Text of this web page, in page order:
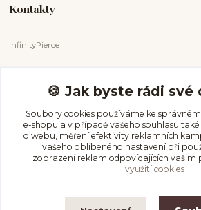
Kontakty
InfinityPierce
+420 731 681 038
(Po-Ne, 9-18 hod.)
info@infinitypierce.cz
🍪 Jak byste rádi své
Soubory cookies používáme ke
e-shopu a v případě vašeho souhlasu
o webu, měření efektivity reklamních
vašeho oblíbeného nastavení při
zobrazení reklam odpovídajících vašim
využití cookies